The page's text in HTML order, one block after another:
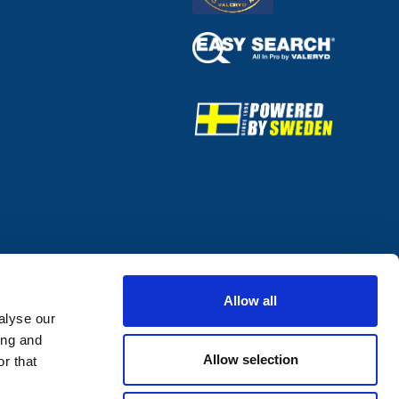
our
and
that
Allow all
Allow selection